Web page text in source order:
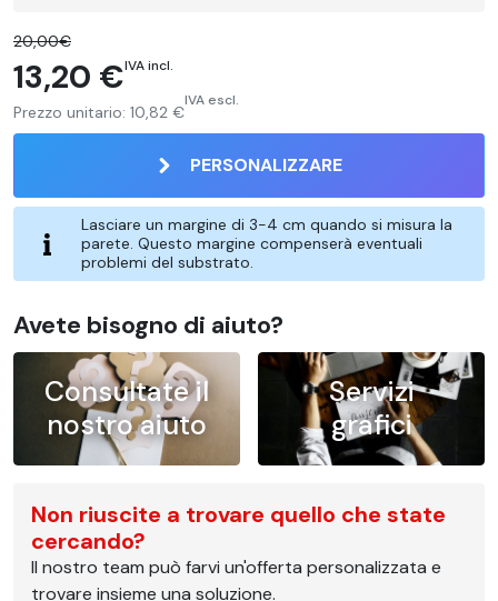
20,00€
13,20 €IVA incl.
Prezzo unitario: 10,82 €
IVA escl.
PERSONALIZZARE
Lasciare un margine di 3-4 cm quando si misura la
parete. Questo margine compenserà eventuali
problemi del substrato.
Avete bisogno di aiuto?
Consultate il
nostro aiuto
Servizi
grafici
Non riuscite a trovare quello che state
cercando?
Il nostro team può farvi un'offerta personalizzata e
trovare insieme una soluzione.